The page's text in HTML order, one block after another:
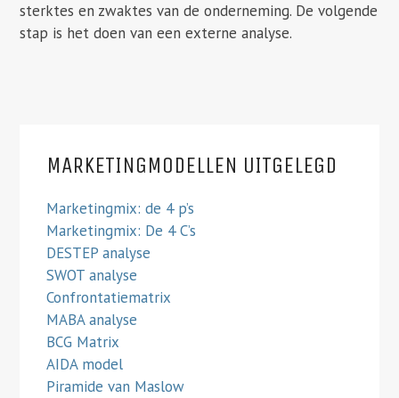
sterktes en zwaktes van de onderneming. De volgende
stap is het doen van een externe analyse.
MARKETINGMODELLEN UITGELEGD
Marketingmix: de 4 p’s
Marketingmix: De 4 C’s
DESTEP analyse
SWOT analyse
Confrontatiematrix
MABA analyse
BCG Matrix
AIDA model
Piramide van Maslow